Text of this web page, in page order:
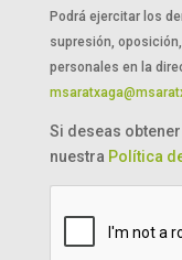
Podrá ejercitar los
supresión,
personales en la
Si deseas
nuestra Política